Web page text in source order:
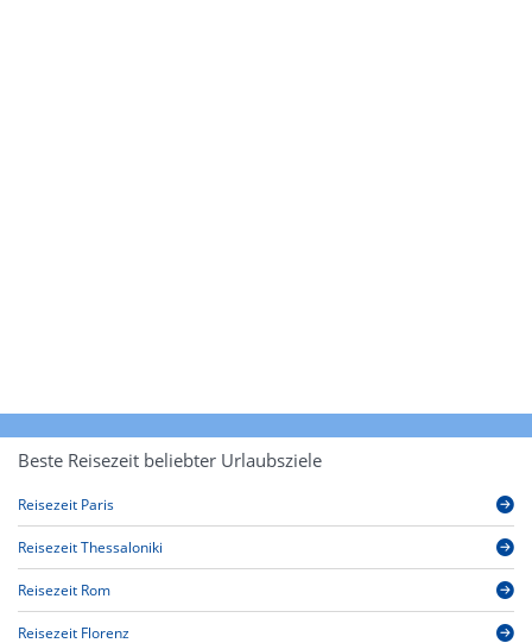
Beste Reisezeit beliebter Urlaubsziele
Reisezeit Paris
Reisezeit Thessaloniki
Reisezeit Rom
Reisezeit Florenz